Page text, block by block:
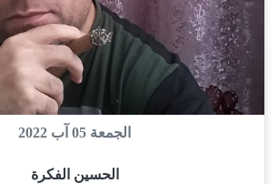
الجمعة 05 آب 2022
الحسين الفكرة